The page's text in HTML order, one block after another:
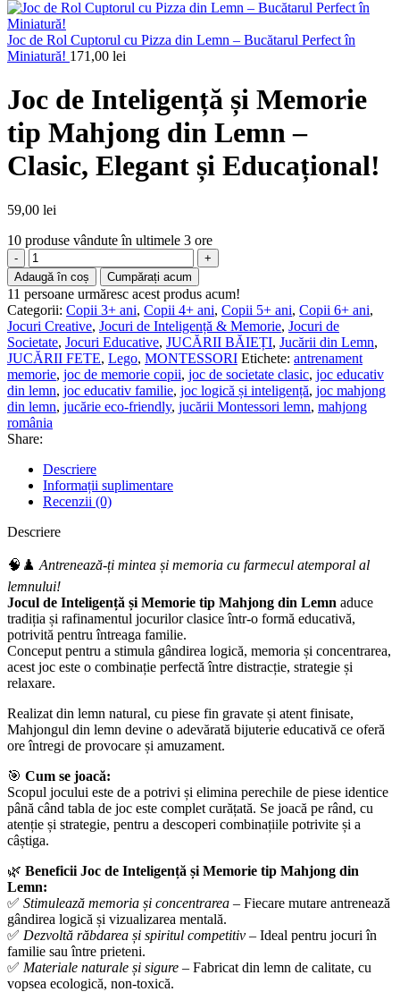
Joc de Rol Cuptorul cu Pizza din Lemn – Bucătarul Perfect în
Miniatură! 171,00 lei
Joc de Inteligență și Memorie
tip Mahjong din Lemn –
Clasic, Elegant și Educațional!
59,00 lei
10 produse vândute în ultimele 3 ore
Adaugă în coș Cumpărați acum
11 persoane urmăresc acest produs acum!
Categorii: Copii 3+ ani, Copii 4+ ani, Copii 5+ ani, Copii 6+ ani,
Jocuri Creative, Jocuri de Inteligență & Memorie, Jocuri de
Societate, Jocuri Educative, JUCĂRII BĂIEȚI, Jucării din Lemn,
JUCĂRII FETE, Lego, MONTESSORI Etichete: antrenament
memorie, joc de memorie copii, joc de societate clasic, joc educativ
din lemn, joc educativ familie, joc logică și inteligență, joc mahjong
din lemn, jucărie eco-friendly, jucării Montessori lemn, mahjong
românia
Share:
Descriere
Informații suplimentare
Recenzii (0)
Descriere
🧠♟️ Antrenează-ți mintea și memoria cu farmecul atemporal al
lemnului!
Jocul de Inteligență și Memorie tip Mahjong din Lemn aduce
tradiția și rafinamentul jocurilor clasice într-o formă educativă,
potrivită pentru întreaga familie.
Conceput pentru a stimula gândirea logică, memoria și concentrarea,
acest joc este o combinație perfectă între distracție, strategie și
relaxare.
Realizat din lemn natural, cu piese fin gravate și atent finisate,
Mahjongul din lemn devine o adevărată bijuterie educativă ce oferă
ore întregi de provocare și amuzament.
🎯 Cum se joacă:
Scopul jocului este de a potrivi și elimina perechile de piese identice
până când tabla de joc este complet curățată. Se joacă pe rând, cu
atenție și strategie, pentru a descoperi combinațiile potrivite și a
câștiga.
🌿 Beneficii Joc de Inteligență și Memorie tip Mahjong din
Lemn:
✅ Stimulează memoria și concentrarea – Fiecare mutare antrenează
gândirea logică și vizualizarea mentală.
✅ Dezvoltă răbdarea și spiritul competitiv – Ideal pentru jocuri în
familie sau între prieteni.
✅ Materiale naturale și sigure – Fabricat din lemn de calitate, cu
vopsea ecologică, non-toxică.